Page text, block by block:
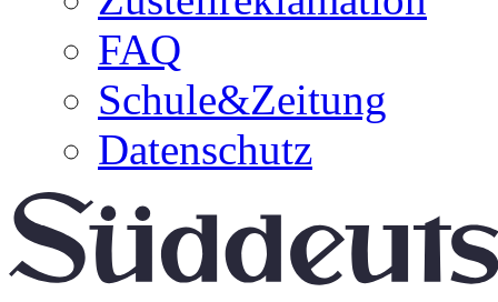
FAQ
Schule&Zeitung
Datenschutz